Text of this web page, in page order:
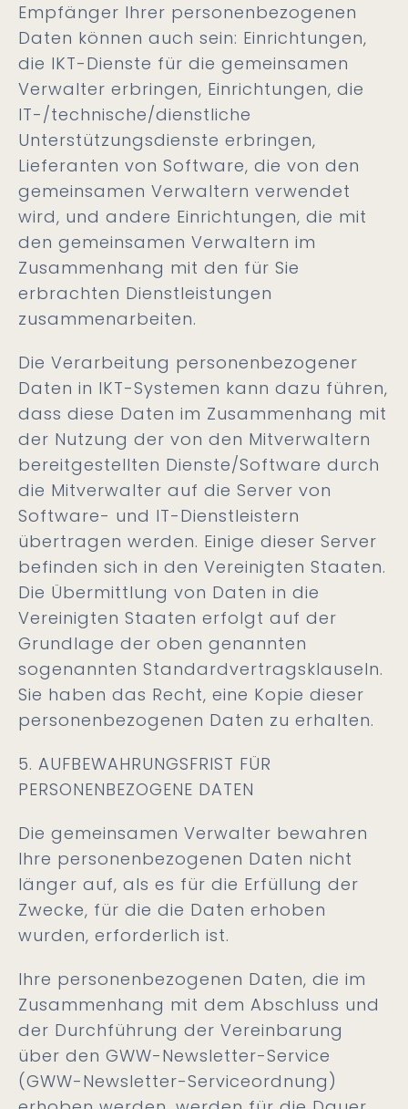
Empfänger Ihrer personenbezogenen
Daten können auch sein: Einrichtungen,
die IKT-Dienste für die gemeinsamen
Verwalter erbringen, Einrichtungen, die
IT-/technische/dienstliche
Unterstützungsdienste erbringen,
Lieferanten von Software, die von den
gemeinsamen Verwaltern verwendet
wird, und andere Einrichtungen, die mit
den gemeinsamen Verwaltern im
Zusammenhang mit den für Sie
erbrachten Dienstleistungen
zusammenarbeiten.
Die Verarbeitung personenbezogener
Daten in IKT-Systemen kann dazu führen,
dass diese Daten im Zusammenhang mit
der Nutzung der von den Mitverwaltern
bereitgestellten Dienste/Software durch
die Mitverwalter auf die Server von
Software- und IT-Dienstleistern
übertragen werden. Einige dieser Server
befinden sich in den Vereinigten Staaten.
Die Übermittlung von Daten in die
Vereinigten Staaten erfolgt auf der
Grundlage der oben genannten
sogenannten Standardvertragsklauseln.
Sie haben das Recht, eine Kopie dieser
personenbezogenen Daten zu erhalten.
5. AUFBEWAHRUNGSFRIST FÜR
PERSONENBEZOGENE DATEN
Die gemeinsamen Verwalter bewahren
Ihre personenbezogenen Daten nicht
länger auf, als es für die Erfüllung der
Zwecke, für die die Daten erhoben
wurden, erforderlich ist.
Ihre personenbezogenen Daten, die im
Zusammenhang mit dem Abschluss und
der Durchführung der Vereinbarung
über den GWW-Newsletter-Service
(GWW-Newsletter-Serviceordnung)